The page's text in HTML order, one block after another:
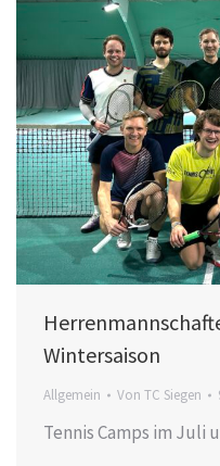
Wintersaison
Allgemein Von TC Siegen
Tennis Camps im Juli